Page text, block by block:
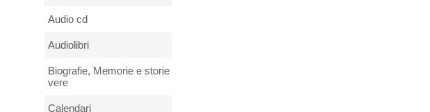
Audio cd
Audiolibri
Biografie, Memorie e storie
vere
Calendari